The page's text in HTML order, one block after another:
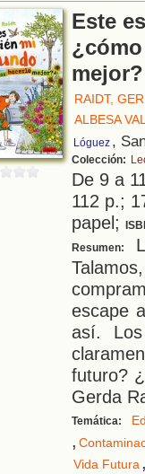
Este
mejor?
RAIDT,
ALBESA
Lóguez ,
Colección:
De 9 a
112 p.;
papel;
Resumen:
escape
así.
futuro?
Gerda
Temática:
,
Vida Futura